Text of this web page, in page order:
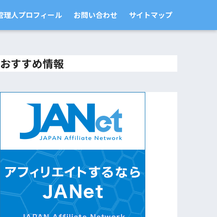
理人プロフィール お問い合わせ サイトマップ
おすすめ情報